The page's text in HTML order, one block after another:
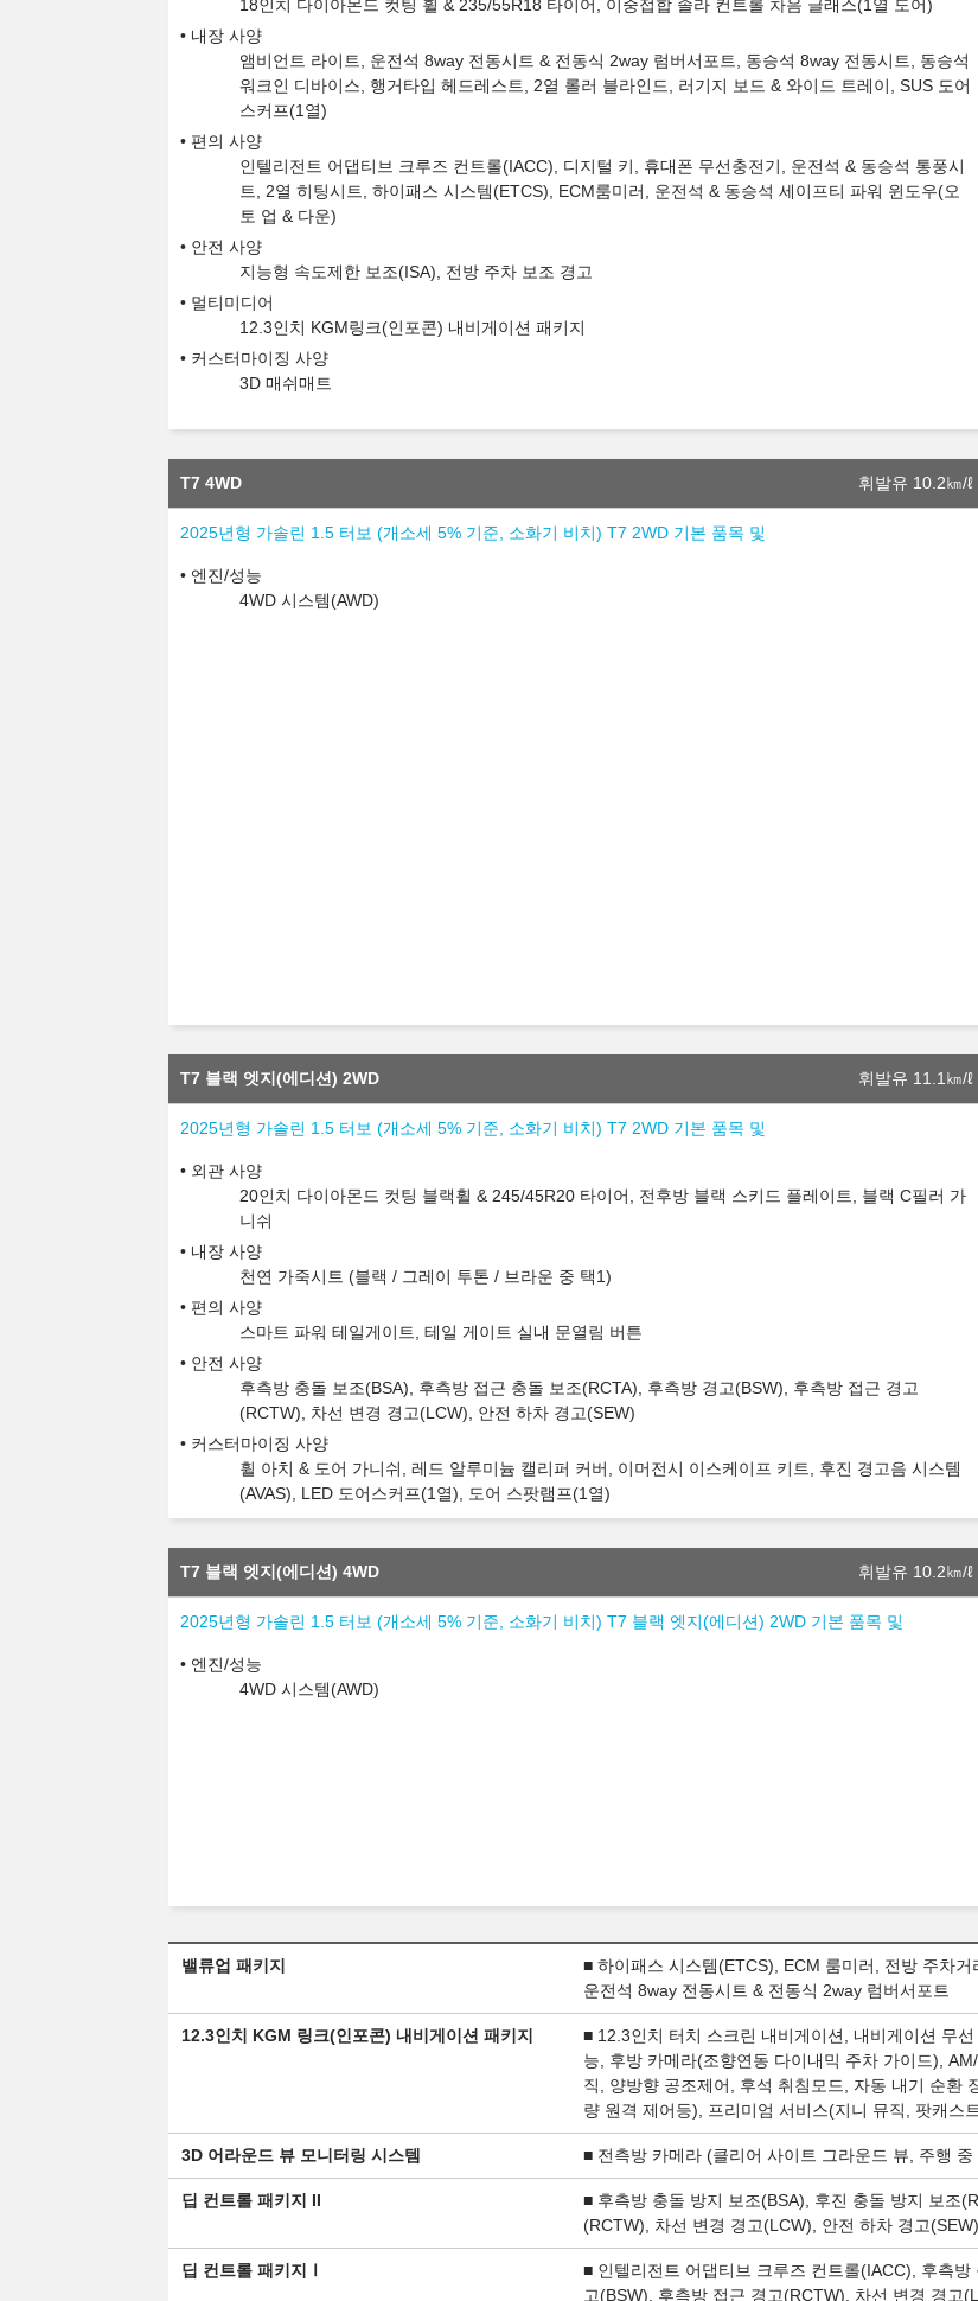
18인치 다이아몬드 컷팅 휠 & 235/55R18 타이어, 이중접합 솔라 컨트롤 차음 글래스(1열 도어)
내장 사양
앰비언트 라이트, 운전석 8way 전동시트 & 전동식 2way 럼버서포트, 동승석 8way 전동시트, 동승석
워크인 디바이스, 행거타입 헤드레스트, 2열 롤러 블라인드, 러기지 보드 & 와이드 트레이, SUS 도어
스커프(1열)
편의 사양
인텔리전트 어댑티브 크루즈 컨트롤(IACC), 디지털 키, 휴대폰 무선충전기, 운전석 & 동승석 통풍시
트, 2열 히팅시트, 하이패스 시스템(ETCS), ECM룸미러, 운전석 & 동승석 세이프티 파워 윈도우(오
토 업 & 다운)
안전 사양
지능형 속도제한 보조(ISA), 전방 주차 보조 경고
멀티미디어
12.3인치 KGM링크(인포콘) 내비게이션 패키지
커스터마이징 사양
3D 매쉬매트
T7 4WD 휘발유 10.2㎞/ℓ
2025년형 가솔린 1.5 터보 (개소세 5% 기준, 소화기 비치) T7 2WD 기본 품목 및
엔진/성능
4WD 시스템(AWD)
T7 블랙 엣지(에디션) 2WD 휘발유 11.1 ㎞/ℓ
2025년형 가솔린 1.5 터보 (개소세 5% 기준, 소화기 비치) T7 2WD 기본 품목 및
외관 사양
20인치 다이아몬드 컷팅 블랙휠 & 245/45R20 타이어, 전후방 블랙 스키드 플레이트, 블랙 C필러 가
니쉬
내장 사양
천연 가죽시트 (블랙 / 그레이 투톤 / 브라운 중 택1)
편의 사양
스마트 파워 테일게이트, 테일 게이트 실내 문열림 버튼
안전 사양
후측방 충돌 보조(BSA), 후측방 접근 충돌 보조(RCTA), 후측방 경고(BSW), 후측방 접근 경고
(RCTW), 차선 변경 경고(LCW), 안전 하차 경고(SEW)
커스터마이징 사양
휠 아치 & 도어 가니쉬, 레드 알루미늄 캘리퍼 커버, 이머전시 이스케이프 키트, 후진 경고음 시스템
(AVAS), LED 도어스커프(1열), 도어 스팟램프(1열)
T7 블랙 엣지(에디션) 4WD 휘발유 10.2㎞/ℓ
2025년형 가솔린 1.5 터보 (개소세 5% 기준, 소화기 비치) T7 블랙 엣지(에디션) 2WD 기본 품목 및
엔진/성능
4WD 시스템(AWD)
밸류업 패키지
■ 하이패스 시스템(ETCS), ECM 룸미러, 전방 주차
운전석 8way 전동시트 & 전동식 2way 럼버서포트
12.3인치 KGM 링크(인포콘) 내비게이션 패키지
■ 12.3인치 터치 스크린 내비게이션, 내비게이션 무
능, 후방 카메라(조향연동 다이내믹 주차 가이드),
직, 양방향 공조제어, 후석 취침모드, 자동 내기 순환
량 원격 제어등), 프리미엄 서비스(지니 뮤직, 팟캐스
3D 어라운드 뷰 모니터링 시스템 ■ 전측방 카메라 (클리어 사이트 그라운드 뷰, 주행
딥 컨트롤 패키지 II
■ 후측방 충돌 방지 보조(BSA), 후진 충돌 방지 보조
(RCTW), 차선 변경 경고(LCW), 안전 하차 경고(SEW)
딥 컨트롤 패키지Ⅰ
■ 인텔리전트 어댑티브 크루즈 컨트롤(IACC), 후측
고(BSW), 후측방 접근 경고(RCTW), 차선 변경 경고